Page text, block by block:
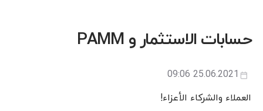
حسابات الاستثمار و PAMM
25.06.2021 09:06
العملاء والشركاء الأعزاء!